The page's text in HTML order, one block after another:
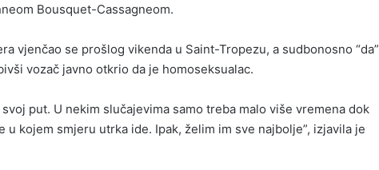
Bousquet-Cassagneom.
vjenčao se prošlog vikenda u Saint-Tropezu, a sudbonosno “da”
vozač javno otkrio da je homoseksualac.
put. U nekim slučajevima samo treba malo više vremena dok
u kojem smjeru utrka ide. Ipak, želim im sve najbolje”, izjavila je